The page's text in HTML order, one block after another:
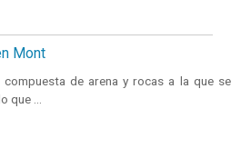
Mont
de arena y rocas a la que se
que ...